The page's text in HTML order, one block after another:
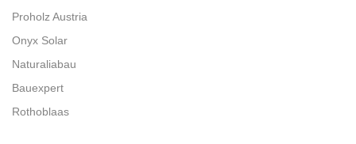
Proholz Austria
Onyx Solar
Naturaliabau
Bauexpert
Rothoblaas